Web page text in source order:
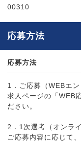
00310
応募方法
応募方法
1．ご応募（WEBエン
求人ページの「WEB
ださい。
2．1次選考（オンラ
ご応募内容に応じて